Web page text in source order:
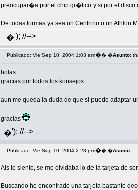
preocupar�a por el chip gr�fico y si por el disco
De todas formas ya sea un Centrino o un Athlon
�'); //-->
Publicado: Vie Sep 10, 2004 1:03 am�� �Asunto:
holas
gracias por todos los konsejos ....
aun me queda la duda de que si puedo adaptar
gracias
�'); //-->
Publicado: Vie Sep 10, 2004 2:28 pm�� �Asunto:
Ais lo siento, se me olvidaba lo de la tarjeta de
Buscando he encontrado una tarjeta bastante